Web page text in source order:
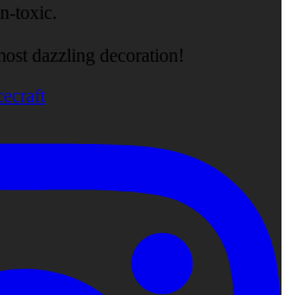
toxic.
dazzling decoration!